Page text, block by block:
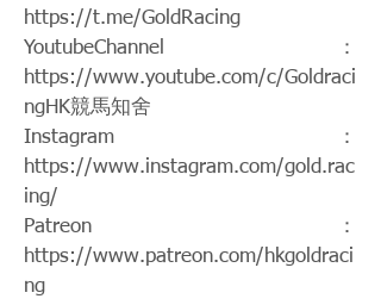
https://t.me/GoldRacing
YoutubeChannel：
https://www.youtube.com/c/Goldraci
ngHK競馬知舍
Instagram：
https://www.instagram.com/gold.rac
ing/
Patreon：
https://www.patreon.com/hkgoldraci
ng